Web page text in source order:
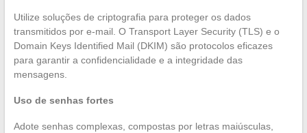
Utilize soluções de criptografia para proteger os dados
transmitidos por e-mail. O Transport Layer Security (TLS) e o
Domain Keys Identified Mail (DKIM) são protocolos eficazes
para garantir a confidencialidade e a integridade das
mensagens.
Uso de senhas fortes
Adote senhas complexas, compostas por letras maiúsculas,